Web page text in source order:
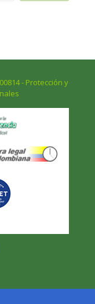
- Protección y